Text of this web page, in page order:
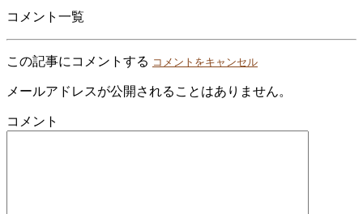
コメント一覧
この記事にコメントする コメントをキャンセル
メールアドレスが公開されることはありません。
コメント